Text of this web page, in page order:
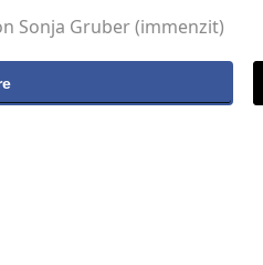
Sonja Gruber (immenzit)